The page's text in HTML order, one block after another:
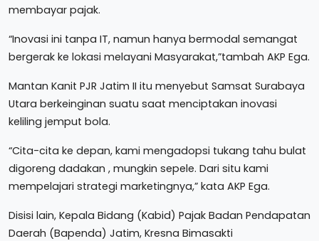
membayar pajak.
“Inovasi ini tanpa IT, namun hanya bermodal semangat
bergerak ke lokasi melayani Masyarakat,”tambah AKP Ega.
Mantan Kanit PJR Jatim II itu menyebut Samsat Surabaya
Utara berkeinginan suatu saat menciptakan inovasi
keliling jemput bola.
“Cita-cita ke depan, kami mengadopsi tukang tahu bulat
digoreng dadakan , mungkin sepele. Dari situ kami
mempelajari strategi marketingnya,” kata AKP Ega.
Disisi lain, Kepala Bidang (Kabid) Pajak Badan Pendapatan
Daerah (Bapenda) Jatim, Kresna Bimasakti